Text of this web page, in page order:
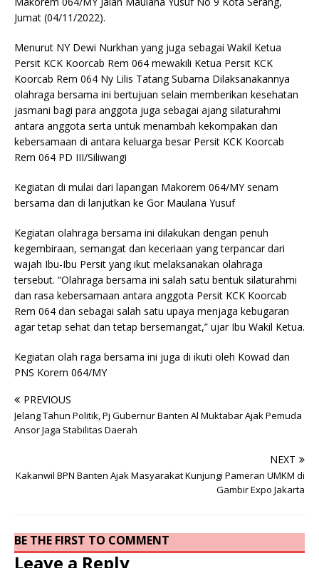
Jumat (04/11/2022).
Menurut NY Dewi Nurkhan yang juga sebagai Wakil Ketua
Persit KCK Koorcab Rem 064 mewakili Ketua Persit KCK
Koorcab Rem 064 Ny Lilis Tatang Subarna Dilaksanakannya
olahraga bersama ini bertujuan selain memberikan kesehatan
jasmani bagi para anggota juga sebagai ajang silaturahmi
antara anggota serta untuk menambah kekompakan dan
kebersamaan di antara keluarga besar Persit KCK Koorcab
Rem 064 PD III/Siliwangi
Kegiatan di mulai dari lapangan Makorem 064/MY senam
bersama dan di lanjutkan ke Gor Maulana Yusuf
Kegiatan olahraga bersama ini dilakukan dengan penuh
kegembiraan, semangat dan keceriaan yang terpancar dari
wajah Ibu-Ibu Persit yang ikut melaksanakan olahraga
tersebut. “Olahraga bersama ini salah satu bentuk silaturahmi
dan rasa kebersamaan antara anggota Persit KCK Koorcab
Rem 064 dan sebagai salah satu upaya menjaga kebugaran
agar tetap sehat dan tetap bersemangat,” ujar Ibu Wakil Ketua.
Kegiatan olah raga bersama ini juga di ikuti oleh Kowad dan
PNS Korem 064/MY
PREVIOUS
Jelang Tahun Politik, Pj Gubernur Banten Al Muktabar Ajak Pemuda
Ansor Jaga Stabilitas Daerah
NEXT
Kakanwil BPN Banten Ajak Masyarakat Kunjungi Pameran UMKM di
Gambir Expo Jakarta
BE THE FIRST TO COMMENT
Leave a Reply